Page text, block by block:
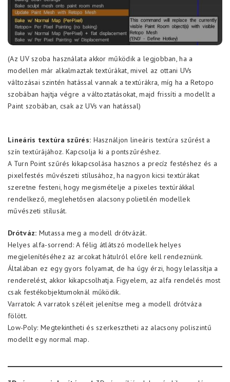
(Az UV szoba használata akkor működik a legjobban, ha a
modellen már alkalmaztak textúrákat, mivel az ottani UVs
változásai szintén hatással vannak a textúrákra, míg ha a Retopo
szobában hajtja végre a változtatásokat, majd frissíti a modellt a
Paint szobában, csak az UVs van hatással)
Lineáris textúra szűrés: Használjon lineáris textúra szűrést a
szín textúrájához. Kapcsolja ki a pontszűréshez.
A Turn Point szűrés kikapcsolása hasznos a precíz festéshez és a
pixelfestés művészeti stílusához, ha nagyon kicsi textúrákat
szeretne festeni, hogy megismételje a pixeles textúrákkal
rendelkező, meglehetősen alacsony polietilén modellek
művészeti stílusát.
Drótváz: Mutassa meg a modell drótvázát.
Helyes alfa-sorrend: A félig átlátszó modellek helyes
megjelenítéséhez az arcokat hátulról előre kell rendeznünk.
Általában ez egy gyors folyamat, de ha úgy érzi, hogy lelassítja a
renderelést, akkor kikapcsolhatja. Figyelem, az alfa rendelés most
csak festékobjektumoknál működik.
Varratok: A varratok széleit jelenítse meg a modell drótváza
fölött.
Low-Poly: Megtekintheti és szerkesztheti az alacsony poliszintű
modellt egy normal map.